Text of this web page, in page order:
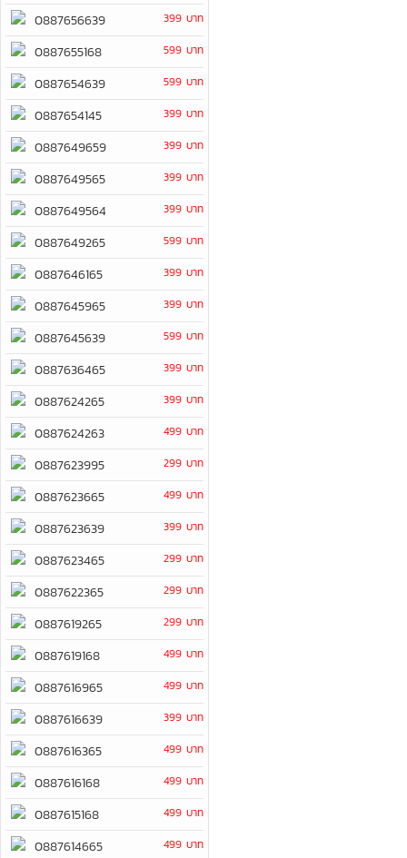
0887656639 399 บาท
0887655168 599 บาท
0887654639 599 บาท
0887654145 399 บาท
0887649659 399 บาท
0887649565 399 บาท
0887649564 399 บาท
0887649265 599 บาท
0887646165 399 บาท
0887645965 399 บาท
0887645639 599 บาท
0887636465 399 บาท
0887624265 399 บาท
0887624263 499 บาท
0887623995 299 บาท
0887623665 499 บาท
0887623639 399 บาท
0887623465 299 บาท
0887622365 299 บาท
0887619265 299 บาท
0887619168 499 บาท
0887616965 499 บาท
0887616639 399 บาท
0887616365 499 บาท
0887616168 499 บาท
0887615168 499 บาท
0887614665 499 บาท